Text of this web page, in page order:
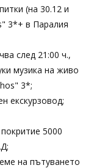
(на 30.12 и
3*+ в Паралия
след 21:00 ч.,
музика на живо
3*;
екскурзовод;
5000
на пътуването